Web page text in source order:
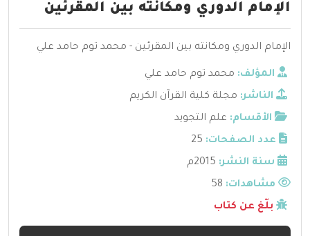
الإمام الدوري ومكانته بين المقرئين
الإمام الدوري ومكانته بين المقرئين - محمد توم حامد علي
المؤلف: محمد توم حامد علي
الناشر: مجلة كلية القرآن الكريم
الأقسام: علم التجويد
عدد الصفحات: 25
سنة النشر: 2015م
مشاهدات:
بلّغ عن كتاب